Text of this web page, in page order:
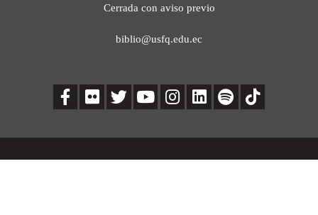
Cerrada con aviso previo
biblio@usfq.edu.ec